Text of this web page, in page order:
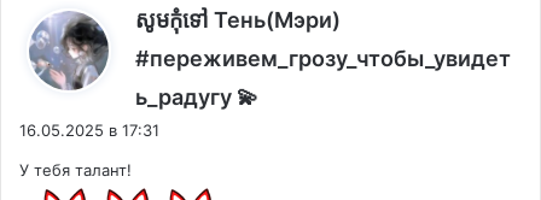
សូម​កុំ​ទៅ Тень(Мэри)
#переживем_грозу_чтобы_увидет
ь_радугу 💫
16.05.2025 в 17:31
У тебя талант!